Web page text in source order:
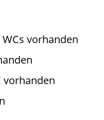
vorhanden
vorhanden